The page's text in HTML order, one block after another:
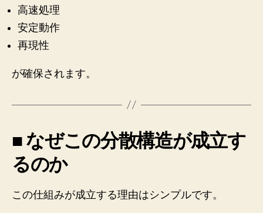
高速処理
安定動作
再現性
が確保されます。
■ なぜこの分散構造が成立す
るのか
この仕組みが成立する理由はシンプルです。